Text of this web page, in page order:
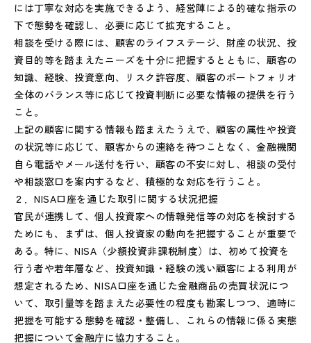
には丁寧な対応を実施できるよう、経営陣による的確な指示の
下で態勢を確認し、必要に応じて拡充すること。
相談を受ける際には、顧客のライフステージ、財産の状況、投
資目的等を踏まえたニーズを十分に把握するとともに、顧客の
知識、経験、投資意向、リスク許容度、顧客のポートフォリオ
全体のバランス等に応じて投資判断に必要な情報の提供を行う
こと。
上記の顧客に関する情報も踏まえたうえで、顧客の属性や投資
の状況等に応じて、顧客からの連絡を待つことなく、金融機関
自ら電話やメール送付を行い、顧客の不安に対し、相談の受付
や相談窓口を案内するなど、積極的な対応を行うこと。
２．NISA口座を通じた取引に関する状況把握
官民が連携して、個人投資家への情報発信等の対応を検討する
ためにも、まずは、個人投資家の動向を把握することが重要で
ある。特に、NISA（少額投資非課税制度）は、初めて投資を
行う者や若年層など、投資知識・経験の浅い顧客による利用が
想定されるため、NISA口座を通じた金融商品の売買状況につ
いて、取引量等を踏まえた必要性の程度も勘案しつつ、適時に
把握を可能する態勢を確認・整備し、これらの情報に係る実態
把握について金融庁に協力すること。